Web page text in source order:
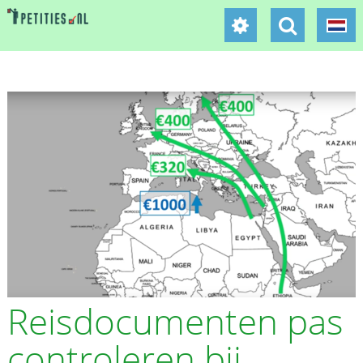
Reisdocumenten pas